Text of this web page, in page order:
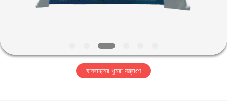
আমাদের
কারখানা
যানবাহনের খুচরা যন্ত্রাংশ